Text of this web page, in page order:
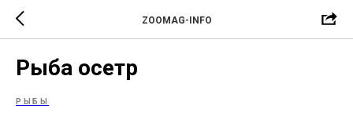
ZOOMAG-INFO
Рыба осетр
РЫБЫ